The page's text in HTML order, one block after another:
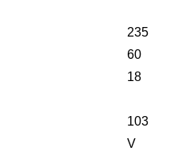
235
60
18
103
V